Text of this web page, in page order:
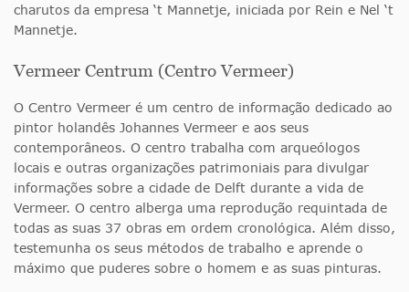
charutos da empresa ‘t Mannetje, iniciada por Rein e Nel ‘t
Mannetje.
Vermeer Centrum (Centro Vermeer)
O Centro Vermeer é um centro de informação dedicado ao
pintor holandês Johannes Vermeer e aos seus
contemporâneos. O centro trabalha com arqueólogos
locais e outras organizações patrimoniais para divulgar
informações sobre a cidade de Delft durante a vida de
Vermeer. O centro alberga uma reprodução requintada de
todas as suas 37 obras em ordem cronológica. Além disso,
testemunha os seus métodos de trabalho e aprende o
máximo que puderes sobre o homem e as suas pinturas.